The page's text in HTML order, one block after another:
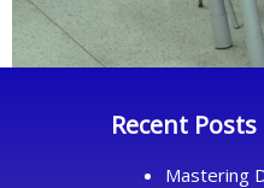
Recent Posts
Mastering